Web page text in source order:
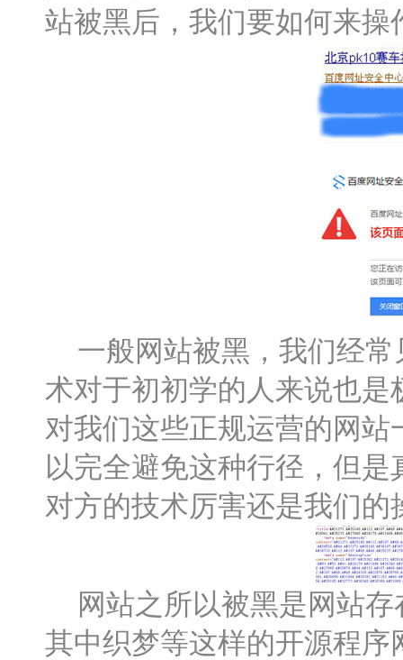
站被黑后，我们要如何来操
一般网站被黑，我们经常
术对于初初学的人来说也
对我们这些正规运营的网
以完全避免这种行径，但
对方的技术厉害还是我们
网站之所以被黑是网站存
其中织梦等这样的开源程